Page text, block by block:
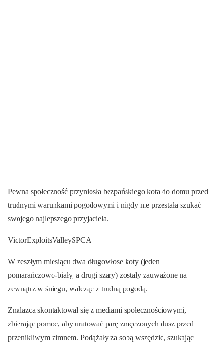
Pewna społeczność przyniosła bezpańskiego kota do domu przed
trudnymi warunkami pogodowymi i nigdy nie przestała szukać
swojego najlepszego przyjaciela.
VictorExploitsValleySPCA
W zeszłym miesiącu dwa długowłose koty (jeden
pomarańczowo-biały, a drugi szary) zostały zauważone na
zewnątrz w śniegu, walcząc z trudną pogodą.
Znalazca skontaktował się z mediami społecznościowymi,
zbierając pomoc, aby uratować parę zmęczonych dusz przed
przenikliwym zimnem. Podążały za sobą wszędzie, szukając